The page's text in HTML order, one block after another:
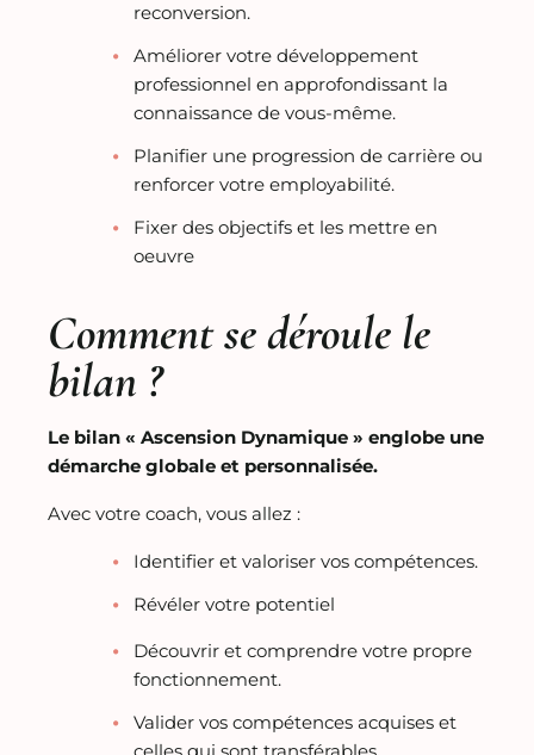
reconversion.
Améliorer votre développement
professionnel en approfondissant la
connaissance de vous-même.
Planifier une progression de carrière ou
renforcer votre employabilité.
Fixer des objectifs et les mettre en
oeuvre
Comment se déroule le
bilan ?
Le bilan « Ascension Dynamique » englobe une
démarche globale et personnalisée.
Avec votre coach, vous allez :
Identifier et valoriser vos compétences.
Révéler votre potentiel
Découvrir et comprendre votre propre
fonctionnement.
Valider vos compétences acquises et